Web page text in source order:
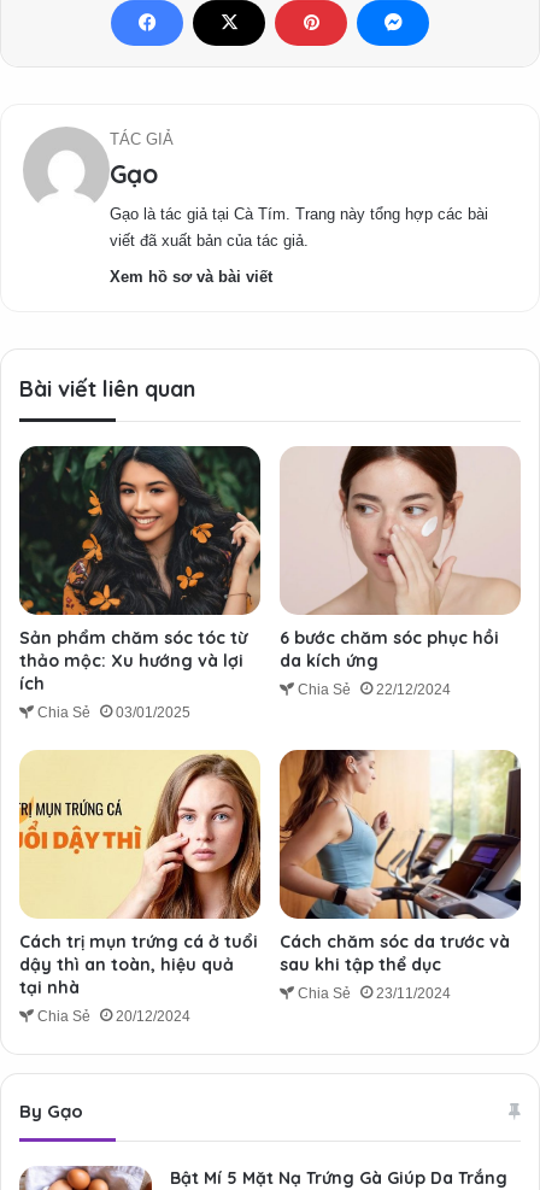
TÁC GIẢ
Gạo
Gạo là tác giả tại Cà Tím. Trang này tổng hợp các bài
viết đã xuất bản của tác giả.
Xem hồ sơ và bài viết
Bài viết liên quan
Sản phẩm chăm sóc tóc từ
thảo mộc: Xu hướng và lợi
ích
Chia Sẻ 03/01/2025
6 bước chăm sóc phục hồi
da kích ứng
Chia Sẻ 22/12/2024
Cách trị mụn trứng cá ở tuổi
dậy thì an toàn, hiệu quả
tại nhà
Chia Sẻ 20/12/2024
Cách chăm sóc da trước và
sau khi tập thể dục
Chia Sẻ 23/11/2024
By Gạo
Bật Mí 5 Mặt Nạ Trứng Gà Giúp Da Trắng